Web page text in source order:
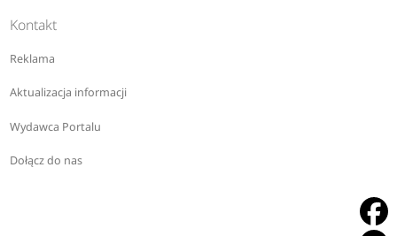
Kontakt
Reklama
Aktualizacja informacji
Wydawca Portalu
Dołącz do nas